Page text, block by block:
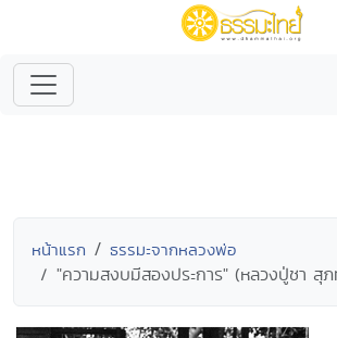
หน้าแรก ธรรมะจากหลวงพ่อ
"ความสงบมีสองประการ" (หลวงปู่ชา สุภ